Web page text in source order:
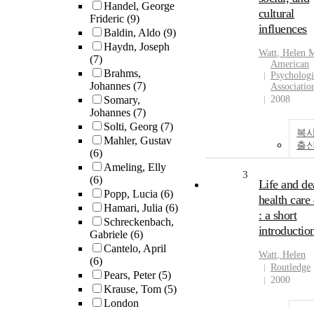
Handel, George
Frideric (9)
Baldin, Aldo (9)
Haydn, Joseph
(7)
Brahms,
Johannes (7)
Somary,
Johannes (7)
Solti, Georg (7)
Mahler, Gustav
(6)
Ameling, Elly
(6)
Popp, Lucia (6)
Hamari, Julia (6)
Schreckenbach,
Gabriele (6)
Cantelo, April
(6)
Pears, Peter(5)
Krause, Tom (5)
London
cultural
influences
Watt, Helen
American
2008
복
출
3
Life and
health care
: a short
Watt, Helen
Routledge
2000